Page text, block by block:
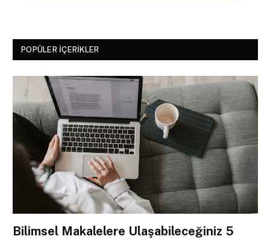
POPÜLER İÇERIKLER
Bilimsel Makalelere Ulaşabileceğiniz 5